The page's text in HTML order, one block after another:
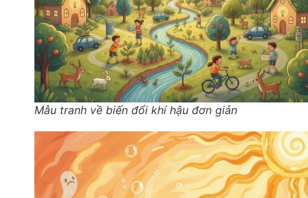
Mẫu tranh về biến đổi khí hậu đơn giản